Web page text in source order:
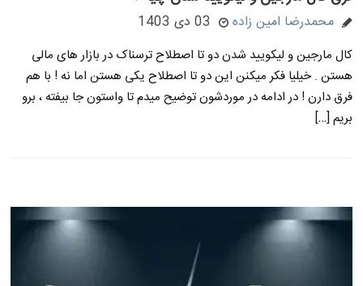
محمدرضا امین زاده 03 دی 1403
کال مارجین و لیکویید شدن دو تا اصطلاح ترسناک در بازار های مالی
هستن . خیلیا فکر میکنن این دو تا اصطلاح یکی هستن اما نه ! با هم
فرق دارن ! در ادامه در موردشون توضیح میدم تا واستون جا بیفته ، برو
بریم […]